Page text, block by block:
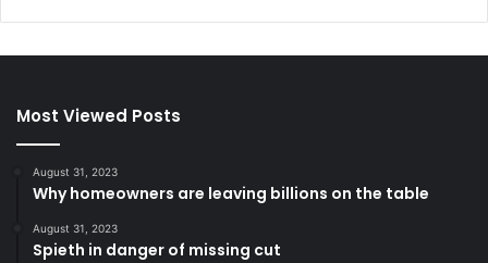
Most Viewed Posts
August 31, 2023
Why homeowners are leaving billions on the table
August 31, 2023
Spieth in danger of missing cut